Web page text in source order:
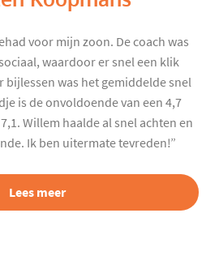
voor mijn zoon. De coach was
waardoor er snel een klik
bijlessen was het gemiddelde snel
is de onvoldoende van een 4,7
Willem haalde al snel achten en
Ik ben uitermate tevreden!”
Lees meer